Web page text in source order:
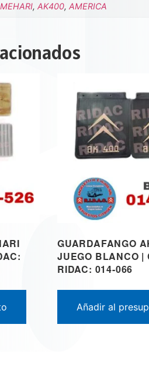
MEHARI, AK400, AMERICA
GUARDAFANGO
JUEGO BLANCO |
RIDAC: 014-066
Añadir al